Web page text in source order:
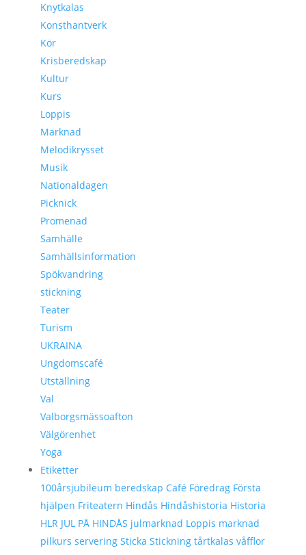
Knytkalas
Konsthantverk
Kör
Krisberedskap
Kultur
Kurs
Loppis
Marknad
Melodikrysset
Musik
Nationaldagen
Picknick
Promenad
Samhälle
Samhällsinformation
Spökvandring
stickning
Teater
Turism
UKRAINA
Ungdomscafé
Utställning
Val
Valborgsmässoafton
Välgörenhet
Yoga
Etiketter
100årsjubileum beredskap Café Föredrag Första
hjälpen Friteatern Hindås Hindåshistoria Historia
HLR JUL PÅ HINDÅS julmarknad Loppis marknad
pilkurs servering Sticka Stickning tårtkalas våfflor